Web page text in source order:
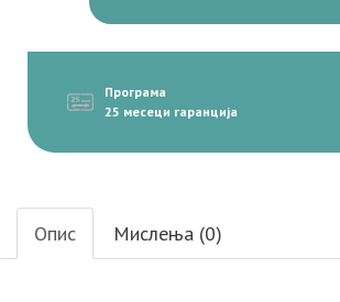
Програма
25 месеци гаранција
Опис Мислења (0)